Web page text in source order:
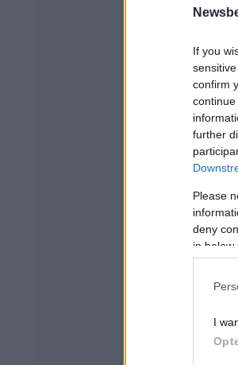
If you
confirm
further
Please
deny
in below
I